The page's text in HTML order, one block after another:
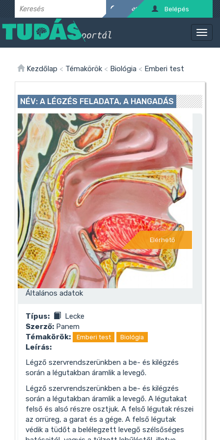
Belépés
Kezdőlap < Témakörök < Biológia < Emberi test
NÉV: A LÉGZÉS FELADATA, A HANGADÁS
Elérhető
Általános adatok
Típus:
Lecke
Szerző: Panem
Témakörök:
Emberi test Biológia
Leírás:
Légző szervrendszerünkben a be- és kilégzés
során a légutakban áramlik a levegő.
Légző szervrendszerünkben a be- és kilégzés
során a légutakban áramlik a levegő. A légutakat
felső és alsó részre osztjuk. A felső légutak részei
az orrüreg, a garat és a gége. A felső légutak
védik a tüdőt a belélegzett levegő szélsőséges